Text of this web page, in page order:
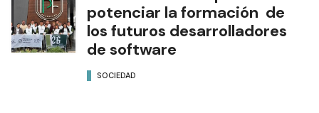
potenciar la formación de
los futuros desarrolladores
de software
SOCIEDAD